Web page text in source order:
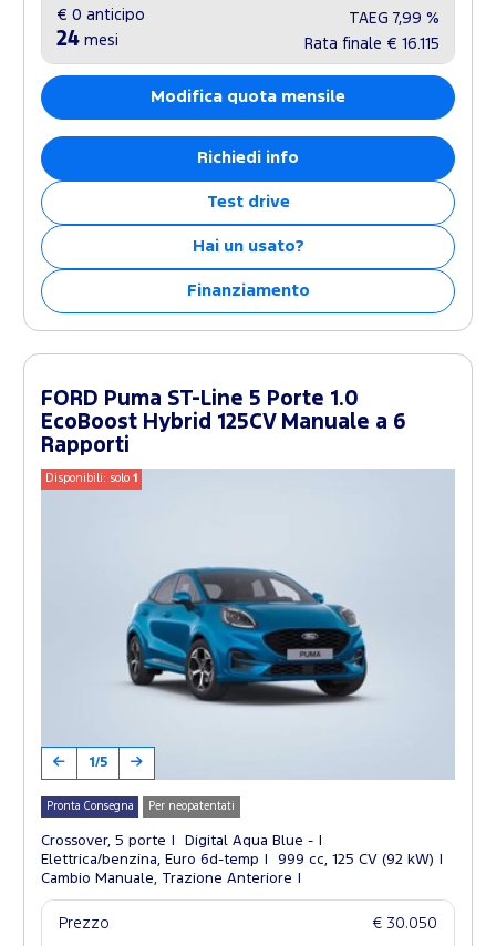
€ 0 anticipo
24 mesi
TAEG 7,99 %
Rata finale € 16.115
Modifica quota mensile
Richiedi info
Test drive
Hai un usato?
Finanziamento
FORD Puma ST-Line 5 Porte 1.0
EcoBoost Hybrid 125CV Manuale a 6
Rapporti
Disponibili: solo1
1/5
Pronta Consegna Per neopatentati
Crossover, 5 porte
Digital Aqua Blue -
Elettrica/benzina, Euro 6d-temp
999 cc, 125 CV (92 kW)
Cambio Manuale, Trazione Anteriore
Prezzo € 30.050